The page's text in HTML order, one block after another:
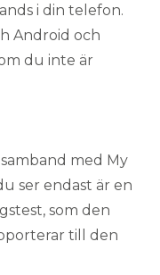
i din telefon.
Android och
du inte är
med My
ser endast är en
som den
till den